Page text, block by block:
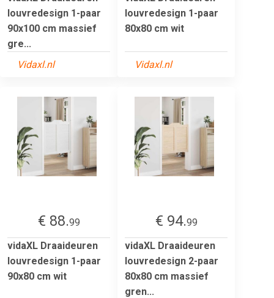
louvredesign 1-paar
90x100 cm massief
gre...
Vidaxl.nl
louvredesign 1-paar
80x80 cm wit
Vidaxl.nl
€ 88.99
vidaXL Draaideuren
louvredesign 1-paar
90x80 cm wit
€ 94.99
vidaXL Draaideuren
louvredesign 2-paar
80x80 cm massief
gren...